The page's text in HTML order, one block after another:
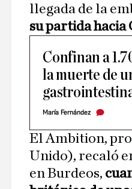
llegada de la
su partida hacia
Confinan a
la muerte de
María Fernández
El Ambition,
Unido), recaló
en Burdeos,